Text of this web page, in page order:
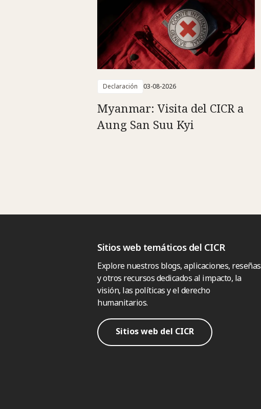
Declaración 03-08-2026
Myanmar: Visita del CICR a
Aung San Suu Kyi
Sitios web temáticos del CICR
Explore nuestros blogs, aplicaciones, reseñas
y otros recursos dedicados al impacto, la
visión, las políticas y el derecho
humanitarios.
Sitios web del CICR